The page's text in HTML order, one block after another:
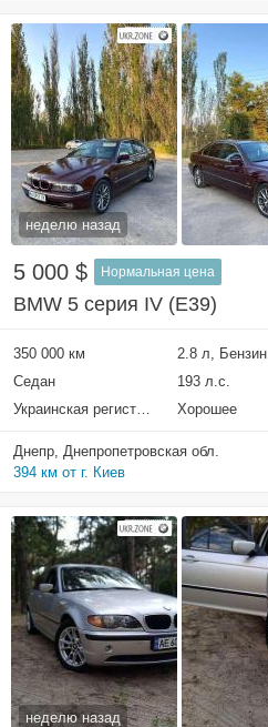
неделю назад
5 000 $ Нормальная цена
BMW 5 серия IV (E39)
350 000 км 2.8 л, Бензин
Седан
193 л.с.
Украинская регистрация
Хорошее
Днепр, Днепропетровская обл.
394 км от г. Киев
неделю назад